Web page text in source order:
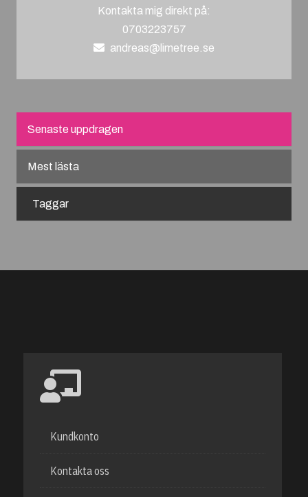
Kontakta mig direkt på:
0703223757
andreas@limetree.se
Senaste uppdragen
Mest lästa
Taggar
Kundkonto
Kontakta oss